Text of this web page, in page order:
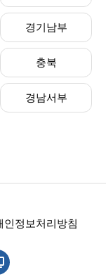
경기남부
충북
경남서부
인정보처리방침